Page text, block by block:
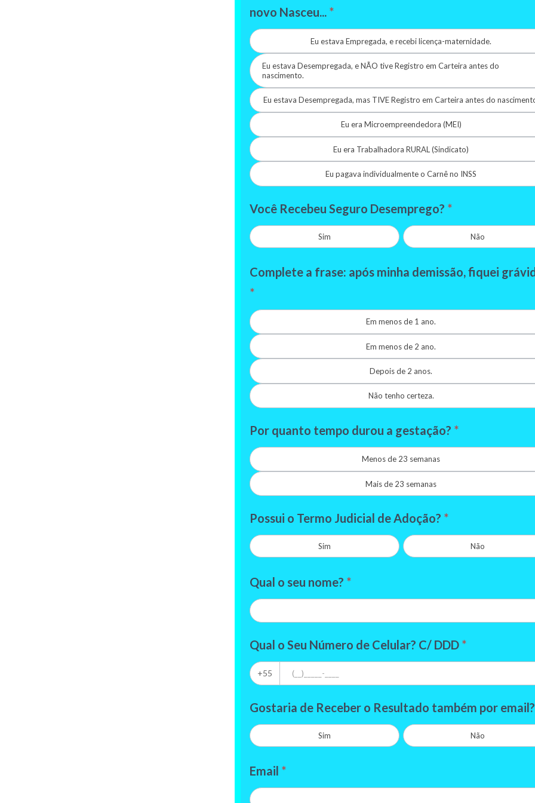
novo Nasceu... *
Eu estava Empregada, e recebi licença-maternidade.
Eu estava Desempregada, e NÃO tive Registro em Carteira antes do
nascimento.
Eu estava Desempregada, mas TIVE Registro em Carteira antes do
Eu era Microempreendedora (MEI)
Eu era Trabalhadora RURAL (Sindicato)
Eu pagava individualmente o Carnê no INSS
Você Recebeu Seguro Desemprego? *
Sim Não
Complete a frase: após minha demissão, fiquei
*
Em menos de 1 ano.
Em menos de 2 ano.
Depois de 2 anos.
Não tenho certeza.
Por quanto tempo durou a gestação? *
Menos de 23 semanas
Mais de 23 semanas
Possui o Termo Judicial de Adoção? *
Sim Não
Qual o seu nome? *
Qual o Seu Número de Celular? C/ DDD *
+55
Gostaria de Receber o Resultado também por
Sim Não
Email *